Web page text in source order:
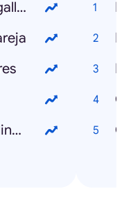
Cómo flashear magallanes
Cómo descargar Minecraft